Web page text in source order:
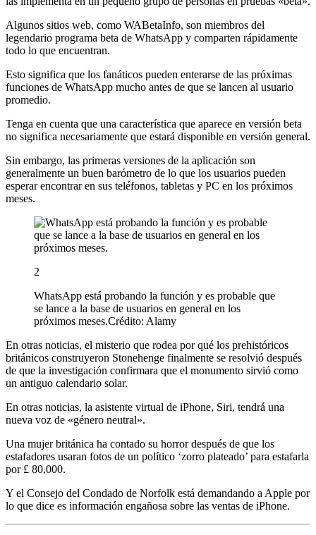
Algunos sitios web, como WABetaInfo, son miembros del
legendario programa beta de WhatsApp y comparten rápidamente
todo lo que encuentran.
Esto significa que los fanáticos pueden enterarse de las próximas
funciones de WhatsApp mucho antes de que se lancen al usuario
promedio.
Tenga en cuenta que una característica que aparece en versión beta
no significa necesariamente que estará disponible en versión general.
Sin embargo, las primeras versiones de la aplicación son
generalmente un buen barómetro de lo que los usuarios pueden
esperar encontrar en sus teléfonos, tabletas y PC en los próximos
meses.
2
WhatsApp está probando la función y es probable que
se lance a la base de usuarios en general en los
próximos meses.Crédito: Alamy
En otras noticias, el misterio que rodea por qué los prehistóricos
británicos construyeron Stonehenge finalmente se resolvió después
de que la investigación confirmara que el monumento sirvió como
un antiguo calendario solar.
En otras noticias, la asistente virtual de iPhone, Siri, tendrá una
nueva voz de «género neutral».
Una mujer británica ha contado su horror después de que los
estafadores usaran fotos de un político ‘zorro plateado’ para estafarla
por £ 80,000.
Y el Consejo del Condado de Norfolk está demandando a Apple por
lo que dice es información engañosa sobre las ventas de iPhone.